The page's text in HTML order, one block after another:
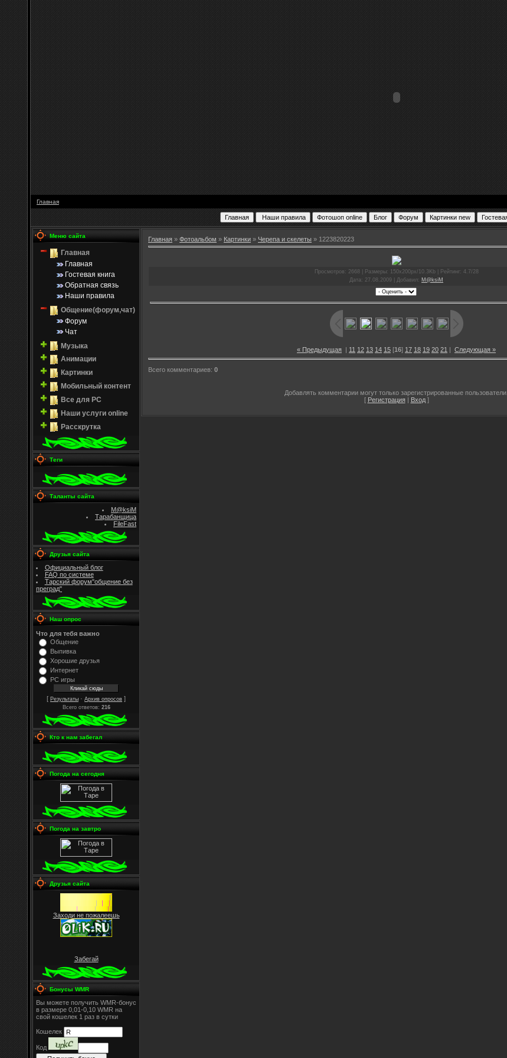
Главная
Меню сайта
Главная
Главная
Гостевая книга
Обратная связь
Наши правила
Общение(форум,чат)
Форум
Чат
Музыка
Анимации
Картинки
Мобильный контент
Все для PC
Наши услуги online
Расскрутка
Теги
Таланты сайта
M@ksiM
Тарабанщица
FileFast
Друзья сайта
Официальный блог
FAQ по системе
Тарский форум"общение без
преград"
Наш опрос
Что для тебя важно
Общение
Выпивка
Хорошие друзья
Интернет
PC игры
[ Результаты · Архив опросов ]
Всего ответов: 216
Кто к нам забегал
Погода на сегодня
Погода на завтро
Друзья сайта
Заходи не пожалеешь
Забегай
Бонусы WMR
Вы можете получить WMR-бонус
в размере 0,01-0,10 WMR на
свой кошелек 1 раз в сутки
Кошелек
Код
Главная » Фотоальбом » Картинки » Черепа и скелеты » 1223820223
Просмотров : 2668 | Размеры: 150x200px/10.3Kb | Рейтинг: 4.7/28
Дата : 27.08.2009 | Добавил: M@ksiM
« Предыдущая | 11 12 13 14 15 [16] 17 18 19 20 21 | Следующая »
Всего комментариев: 0
Добавлять комментарии могут только зарегистрированные пользователи.
[ Регистрация| Вход]